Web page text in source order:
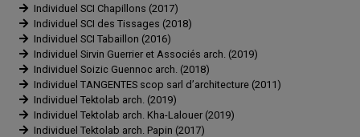
Individuel SCI Chapillons (2017)
Individuel SCI des Tissages (2018)
Individuel SCI Tabaillon (2016)
Individuel Sirvin Guerrier et Associés arch. (2019)
Individuel Soizic Guennoc arch. (2018)
Individuel TANGENTES scop sarl d’architecture (2011)
Individuel Tektolab arch. (2019)
Individuel Tektolab arch. Kha-Lalouer (2019)
Individuel Tektolab arch. Papin (2017)